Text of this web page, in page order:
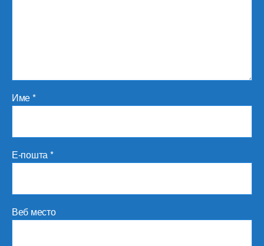
Име*
Е-пошта*
Веб место